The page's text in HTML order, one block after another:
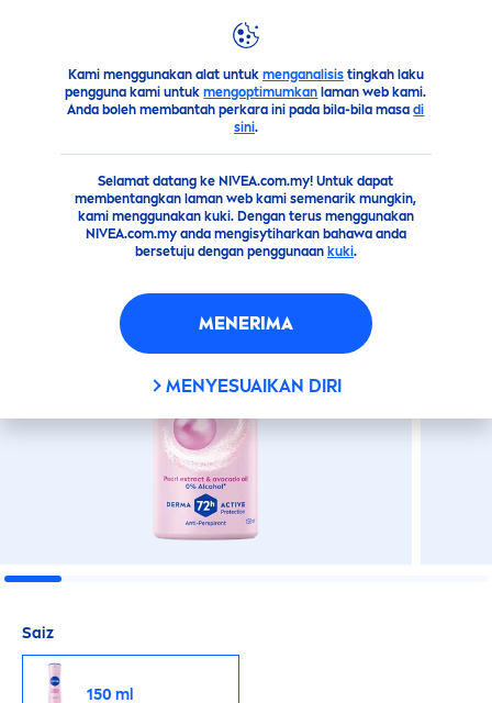
Kami menggunakan alat untuk menganalisistingkah laku
pengguna kami untukmengoptimumkan laman web kami.
Anda boleh membantah perkara ini pada bila-bila masadi
sini.
Selamat datang ke NIVEA.com.my! Untuk dapat
membentangkan laman web kami semenarik mungkin,
kami menggunakan kuki. Dengan terus menggunakan
NIVEA.com.my anda mengisytiharkan bahawa anda
bersetuju dengan penggunaan kuki.
MENERIMA
MENYESUAIKAN DIRI
BEAUTY
Saiz
150 ml